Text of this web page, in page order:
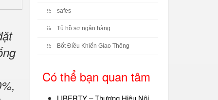
safes
Tủ hồ sơ ngân hàng
Bốt Điều Khiển Giao Thông
Có thể bạn quan tâm
LIBERTY – Thương Hiệu Nội